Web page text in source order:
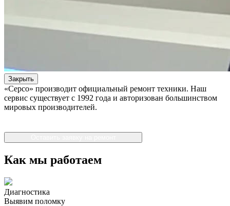
Закрыть
«Серсо» производит официальный ремонт техники. Наш
сервис существует с 1992 года и авторизован большинством
мировых производителей.
Как мы работаем
Диагностика
Выявим поломку